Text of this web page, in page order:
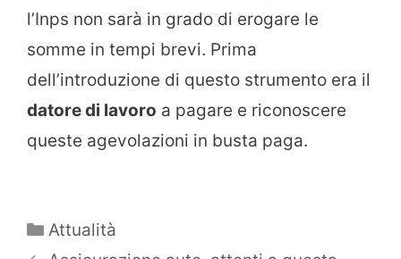
l’Inps non sarà in grado di erogare le
somme in tempi brevi. Prima
dell’introduzione di questo strumento era il
datore di lavoro a pagare e riconoscere
queste agevolazioni in busta paga.
Categorie
Attualità